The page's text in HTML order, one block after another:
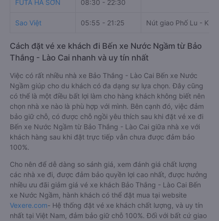
FUTA HÀ SƠN 08:30 - 22:30
Sao Việt 05:55 - 21:25 Nút giao Phố Lu - Km
Cách đặt vé xe khách đi Bến xe Nước Ngầm từ Bảo
Thắng - Lào Cai nhanh và uy tín nhất
Việc có rất nhiều nhà xe Bảo Thắng - Lào Cai Bến xe Nước
Ngầm giúp cho du khách có đa dạng sự lựa chọn. Đây cũng
có thể là một điều bất lợi làm cho hàng khách không biết nên
chọn nhà xe nào là phù hợp với mình. Bên cạnh đó, việc đảm
bảo giữ chỗ, có được chỗ ngồi yêu thích sau khi đặt vé xe đi
Bến xe Nước Ngầm từ Bảo Thắng - Lào Cai giữa nhà xe với
khách hàng sau khi đặt trực tiếp vẫn chưa được đảm bảo
100%.
Cho nên để dễ dàng so sánh giá, xem đánh giá chất lượng
các nhà xe đi, được đảm bảo quyền lợi cao nhất, được hưởng
nhiều ưu đãi giảm giá vé xe khách Bảo Thắng - Lào Cai Bến
xe Nước Ngầm, hành khách có thể đặt mua tại website
Vexere.com- Hệ thống đặt vé xe khách chất lượng, và uy tín
nhất tại Việt Nam, đảm bảo giữ chỗ 100%. Đối với bất cứ giao